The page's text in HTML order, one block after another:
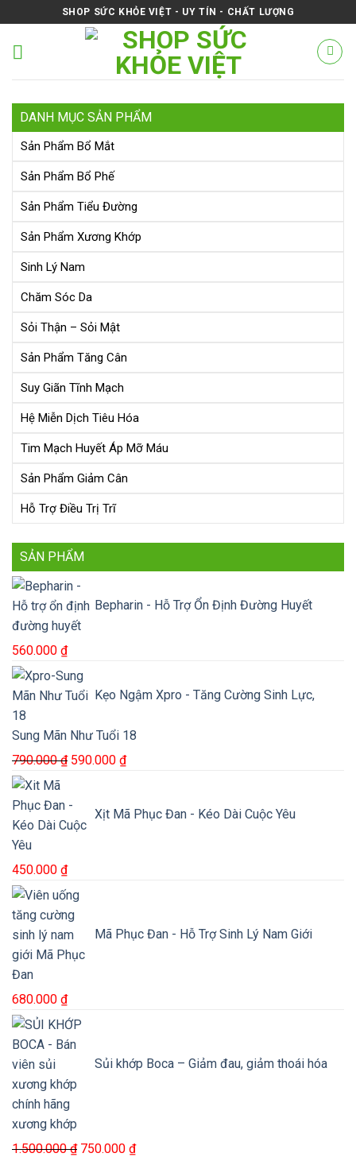
to
content
SHOP SỨC KHỎE VIỆT - UY TÍN - CHẤT LƯỢNG
DANH MỤC SẢN PHẨM
Sản Phẩm Bổ Mắt
Sản Phẩm Bổ Phế
Sản Phẩm Tiểu Đường
Sản Phẩm Xương Khớp
Sinh Lý Nam
Chăm Sóc Da
Sỏi Thận – Sỏi Mật
Sản Phẩm Tăng Cân
Suy Giãn Tĩnh Mạch
Hệ Miễn Dịch Tiêu Hóa
Tim Mạch Huyết Áp Mỡ Máu
Sản Phẩm Giảm Cân
Hỗ Trợ Điều Trị Trĩ
SẢN PHẨM
Bepharin - Hỗ Trợ Ổn Định Đường Huyết
560.000 ₫
Kẹo Ngậm Xpro - Tăng Cường Sinh Lực,
Sung Mãn Như Tuổi 18
790.000₫ Giá
790.000 ₫.
590.000 ₫Giá
là:
Xịt Mã Phục Đan - Kéo Dài Cuộc Yêu
450.000 ₫
Mã Phục Đan - Hỗ Trợ Sinh Lý Nam Giới
680.000 ₫
Sủi khớp Boca – Giảm đau, giảm thoái hóa
xương khớp
1.500.000₫ Giá
750.000 ₫Giá